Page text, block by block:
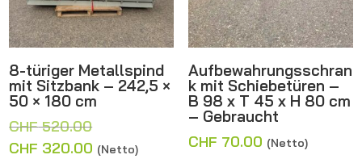
8-türiger Metallspind
mit Sitzbank – 242,5 ×
50 × 180 cm
CHF520.00Ursprünglicher
Preis
CHF 320.00 Aktueller
(Netto)
Aufbewahrungsschran
k mit Schiebetüren –
B 98 x T 45 x H 80 cm
– Gebraucht
CHF 70.00 (Netto)